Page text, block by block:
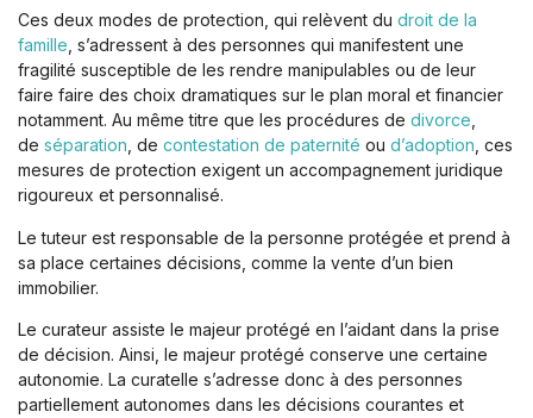
Ces deux modes de protection, qui relèvent du droit de la
famille , s’adressent à des personnes qui manifestent une
fragilité susceptible de les rendre manipulables ou de leur
faire faire des choix dramatiques sur le plan moral et financier
notamment. Au même titre que les procédures de divorce
de séparation , de contestation de paternité ou d’adoption , ces
mesures de protection exigent un accompagnement juridique
rigoureux et personnalisé.
Le tuteur est responsable de la personne protégée et prend à
sa place certaines décisions, comme la vente d’un bien
immobilier.
Le curateur assiste le majeur protégé en l’aidant dans la prise
de décision. Ainsi, le majeur protégé conserve une certaine
autonomie. La curatelle s’adresse donc à des personnes
partiellement autonomes dans les décisions courantes et